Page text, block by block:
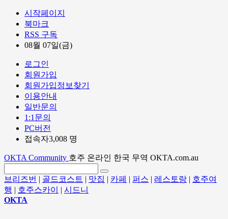
시작페이지
북마크
RSS 구독
08월 07일(금)
로그인
회원가입
회원가입정보찾기
이용안내
일반문의
1:1문의
PC버전
접속자3,008 명
OKTA Community 호주 온라인 한국 무역 OKTA.com.au
브리즈번 | 골드코스트 | 맛집 | 카페 | 퍼스 | 레스토랑 | 호주여
행 | 호주스카이 | 시드니
OKTA